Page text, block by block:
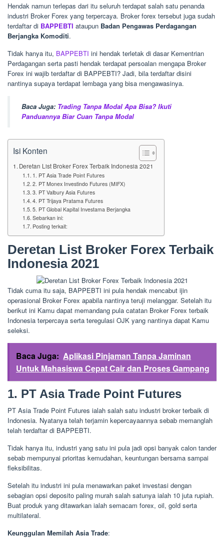
Hendak namun terlepas dari itu seluruh terdapat salah satu penanda
industri Broker Forex yang terpercaya. Broker forex tersebut juga sudah
terdaftar di BAPPEBTI ataupun Badan Pengawas Perdagangan
Berjangka Komoditi.
Tidak hanya itu, BAPPEBTI ini hendak terletak di dasar Kementrian
Perdagangan serta pasti hendak terdapat persoalan mengapa Broker
Forex ini wajib terdaftar di BAPPEBTI? Jadi, bila terdaftar disini
nantinya supaya terdapat lembaga yang bisa mengawasinya.
Baca Juga: Trading Tanpa Modal Apa Bisa? Ikuti
Panduannya Biar Cuan Tanpa Modal
Isi Konten
Deretan List Broker Forex Terbaik Indonesia 2021
1. PT Asia Trade Point Futures
2. PT Monex Investindo Futures (MIFX)
3. PT Valbury Asia Futures
4. PT Trijaya Pratama Futures
5. PT Global Kapital Investama Berjangka
Sebarkan ini:
Posting terkait:
Deretan List Broker Forex Terbaik
Indonesia 2021
Tidak cuma itu saja, BAPPEBTI ini pula hendak mencabut ijin
operasional Broker Forex apabila nantinya teruji melanggar. Setelah itu
berikut ini Kamu dapat memandang pula catatan Broker Forex terbaik
Indonesia terpercaya serta teregulasi OJK yang nantinya dapat Kamu
seleksi.
Baca Juga: Aplikasi Pinjaman Tanpa Jaminan
Untuk Mahasiswa Cepat Cair dan Proses Gampang
1. PT Asia Trade Point Futures
PT Asia Trade Point Futures ialah salah satu industri broker terbaik di
Indonesia. Nyatanya telah terjamin kepercayaannya sebab memanglah
telah terdaftar di BAPPEBTI.
Tidak hanya itu, industri yang satu ini pula jadi opsi banyak calon tander
sebab mempunyai prioritas kemudahan, keuntungan bersama sampai
fleksibilitas.
Setelah itu industri ini pula menawarkan paket investasi dengan
sebagian opsi deposito paling murah salah satunya ialah 10 juta rupiah.
Buat produk yang ditawarkan ialah semacam forex, oil, gold serta
multilateral.
Keunggulan Memilah Asia Trade: